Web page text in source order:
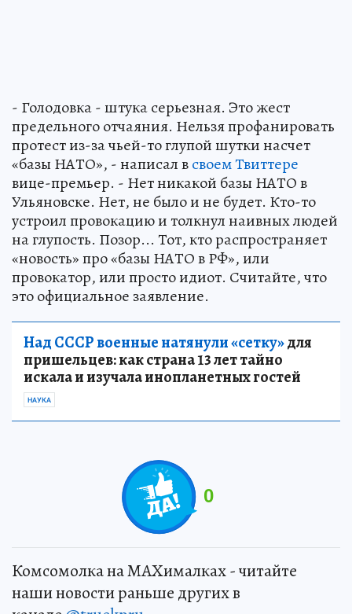
- Голодовка - штука серьезная. Это жест
предельного отчаяния. Нельзя профанировать
протест из-за чьей-то глупой шутки насчет
«базы НАТО», - написал всвоем Твиттере
вице-премьер. - Нет никакой базы НАТО в
Ульяновске. Нет, не было и не будет. Кто-то
устроил провокацию и толкнул наивных людей
на глупость. Позор... Тот, кто распространяет
«новость» про «базы НАТО в РФ», или
провокатор, или просто идиот. Считайте, что
это официальное заявление.
Над СССР военные натянули «сетку»для
пришельцев: как страна 13 лет тайно
искала и изучала инопланетных гостей
НАУКА
0
Комсомолка на MAXималках - читайте
наши новости раньше других в